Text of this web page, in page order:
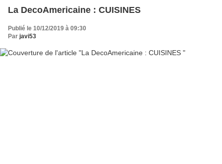
La DecoAmericaine : CUISINES
Publié le 10/12/2019 à 09:30
Par javi53